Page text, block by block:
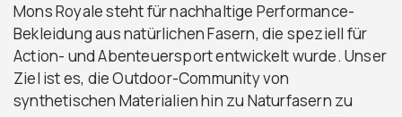
Mons Royale steht für nachhaltige Performance-
Bekleidung aus natürlichen Fasern, die speziell für
Action- und Abenteuersport entwickelt wurde. Unser
Ziel ist es, die Outdoor-Community von
synthetischen Materialien hin zu Naturfasern zu